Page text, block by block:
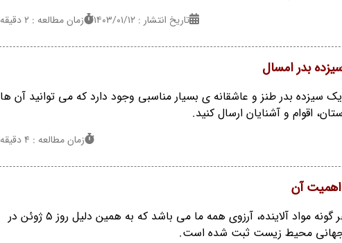
تاریخ انتشار : ۱۴۰۳/۰۱/۱۲ زمان مطالعه : 2 دقیقه
بدر امسال
سیزده بدر طنز و عاشقانه ی بسیار مناسبی وجود دارد که می توانید آن ها
زمان مطالعه : 4 دقیقه
آن
محیط زیست پاک و بدون هر گونه مواد آلاینده، آرزوی همه ما می باشد که به همین دلیل روز 5 ژوئن در
جهانی محیط زیست ثبت شده است.